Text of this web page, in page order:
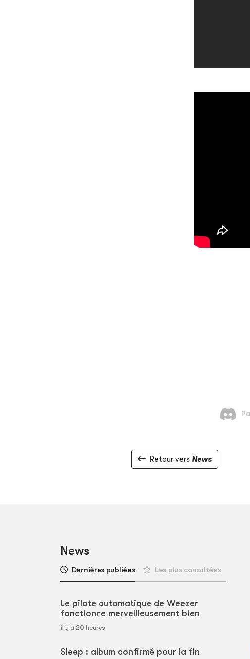
Retour vers News
News
Dernières publiées Les plus consultées
Le pilote automatique de Weezer
fonctionne merveilleusement bien
il y a 20 heures
Sleep : album confirmé pour la fin